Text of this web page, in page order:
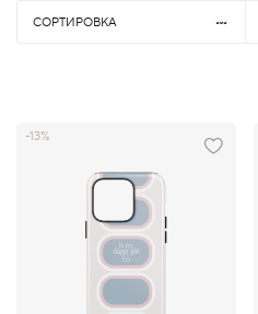
СОРТИРОВКА
-13%